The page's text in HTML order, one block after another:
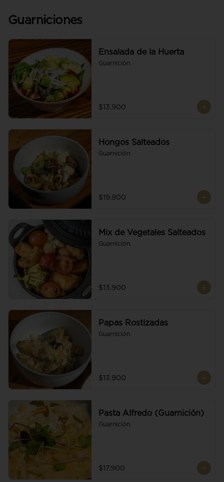
Guarniciones
Ensalada de la Huerta
Guarnición.
$13.900
Hongos Salteados
Guarnición.
$19.900
Mix de Vegetales Salteados
Guarnición.
$13.900
Papas Rostizadas
Guarnición.
$13.900
Pasta Alfredo (Guarnición)
Guarnición.
$17.900